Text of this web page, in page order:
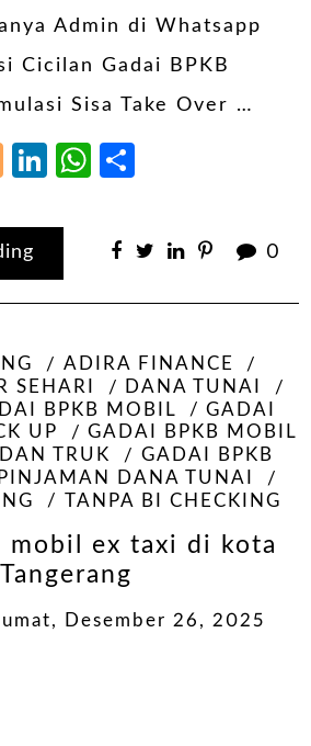
Admin di Whatsapp
Cicilan Gadai BPKB
Sisa Take Over …
Blogger
LinkedIn
WhatsApp
0
ADIRA FINANCE
SEHARI
DANA TUNAI
BPKB MOBIL
GADAI
UP
GADAI BPKB MOBIL
TRUK
GADAI BPKB
PINJAMAN DANA TUNAI
TANPA BI CHECKING
mobil ex taxi di kota
Tangerang
Desember 26, 2025